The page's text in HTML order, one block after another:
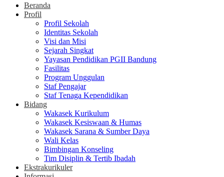
Beranda
Profil
Profil Sekolah
Identitas Sekolah
Visi dan Misi
Sejarah Singkat
Yayasan Pendidikan PGII Bandung
Fasilitas
Program Unggulan
Staf Pengajar
Staf Tenaga Kependidikan
Bidang
Wakasek Kurikulum
Wakasek Kesiswaan & Humas
Wakasek Sarana & Sumber Daya
Wali Kelas
Bimbingan Konseling
Tim Disiplin & Tertib Ibadah
Ekstrakurikuler